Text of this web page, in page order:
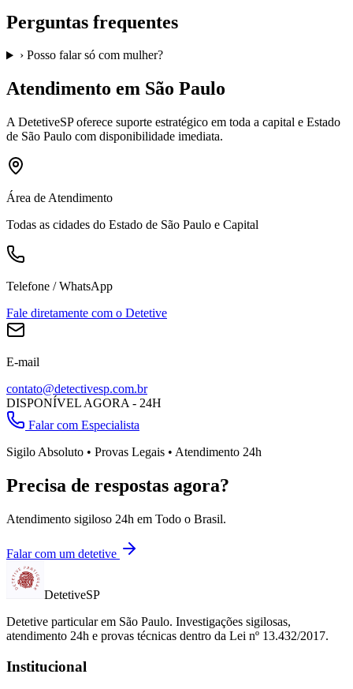
Perguntas frequentes
› Posso falar só com mulher?
Atendimento em São Paulo
A DetetiveSPoferece suporte estratégico em toda a capital e Estado
de São Paulo com disponibilidade imediata.
Área de Atendimento
Todas as cidades do Estado de São Paulo e Capital
Telefone / WhatsApp
Fale diretamente com o Detetive
E-mail
contato@detectivesp.com.br
DISPONÍVEL AGORA - 24H
Falar com Especialista
Sigilo Absoluto • Provas Legais • Atendimento 24h
Precisa de respostas agora?
Atendimento sigiloso 24h em Todo o Brasil.
Falar com um detetive
DetetiveSP
Detetive particular em São Paulo. Investigações sigilosas,
atendimento 24h e provas técnicas dentro da Lei nº 13.432/2017.
Institucional